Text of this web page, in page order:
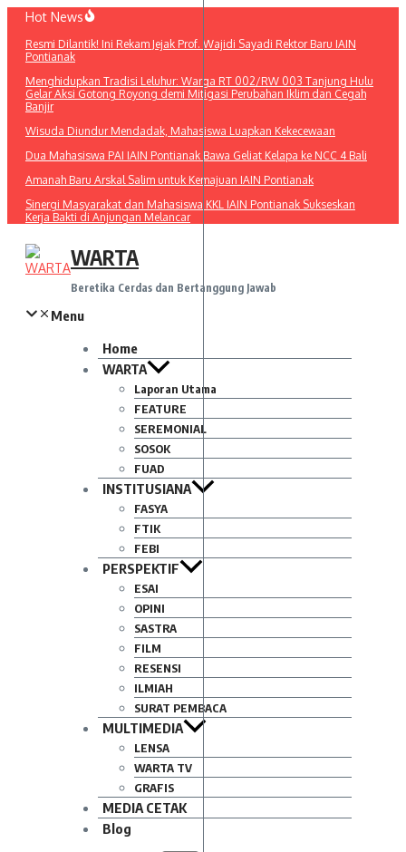
Lewati
konten
Hot News
Resmi Dilantik! Ini Rekam Jejak Prof. Wajidi Sayadi Rektor Baru IAIN
Pontianak
Menghidupkan Tradisi Leluhur: Warga RT 002/RW 003 Tanjung Hulu
Gelar Aksi Gotong Royong demi Mitigasi Perubahan Iklim dan Cegah
Banjir
Wisuda Diundur Mendadak, Mahasiswa Luapkan Kekecewaan
Dua Mahasiswa PAI IAIN Pontianak Bawa Geliat Kelapa ke NCC 4 Bali
Amanah Baru Arskal Salim untuk Kemajuan IAIN Pontianak
Sinergi Masyarakat dan Mahasiswa KKL IAIN Pontianak Sukseskan
Kerja Bakti di Anjungan Melancar
WARTA
Beretika Cerdas dan Bertanggung Jawab
Menu
Home
WARTA
Laporan Utama
FEATURE
SEREMONIAL
SOSOK
FUAD
INSTITUSIANA
FASYA
FTIK
FEBI
PERSPEKTIF
ESAI
OPINI
SASTRA
FILM
RESENSI
ILMIAH
SURAT PEMBACA
MULTIMEDIA
LENSA
WARTA TV
GRAFIS
MEDIA CETAK
Blog